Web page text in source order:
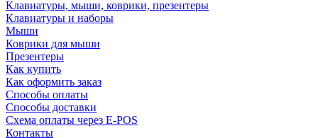
Клавиатуры, мыши, коврики, презентеры
Клавиатуры и наборы
Мыши
Коврики для мыши
Презентеры
Как купить
Как оформить заказ
Способы оплаты
Способы доставки
Схема оплаты через E-POS
Контакты